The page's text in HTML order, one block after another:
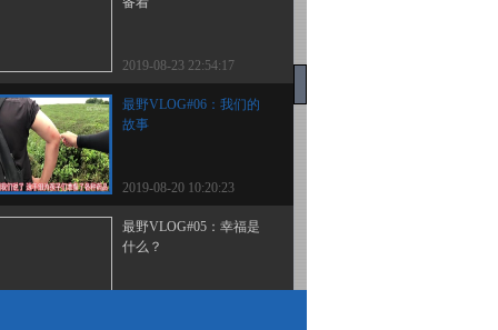
2019-08-23 22:54:17
最野VLOG#06：我们的
故事
2019-08-20 10:20:23
最野VLOG#05：幸福是
什么？